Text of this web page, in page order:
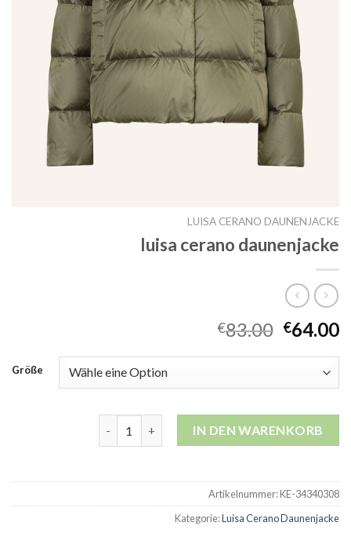
LUISA CERANO DAUNENJACKE
luisa cerano daunenjacke
€83.00 €64.00
Größe
IN DEN WARENKORB
Artikelnummer:KE-34340308
Kategorie:Luisa Cerano Daunenjacke